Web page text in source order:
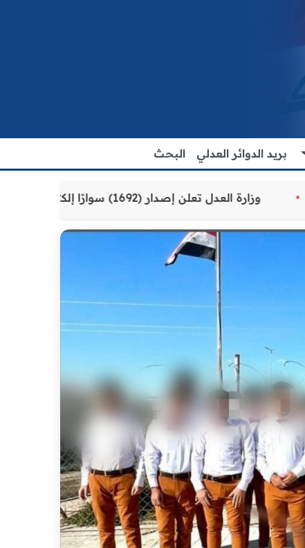
بريد الدوائر العدلي البحث
للمواطنين وزارة العدل تعلن إصدار (1692) سوارًا إلكترونيًا لنزلاء سجن الناصرية المركزي لتنظيم التعاملات المالية داخل المؤسسات الإصلاحية